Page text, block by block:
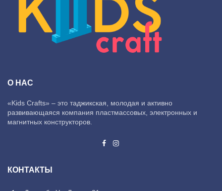
О НАС
«Kids Crafts» – это таджикская, молодая и активно
развивающаяся компания пластмассовых, электронных и
магнитных конструкторов.
КОНТАКТЫ